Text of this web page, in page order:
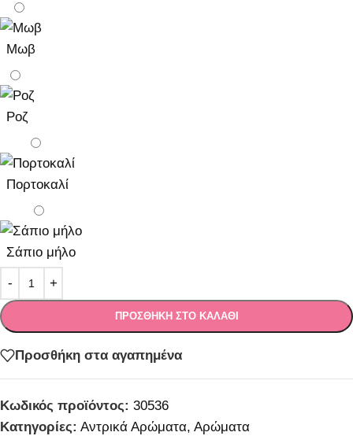
Μωβ
Ροζ
Πορτοκαλί
Σάπιο μήλο
ΠΡΟΣΘΉΚΗ ΣΤΟ ΚΑΛΆΘΙ
Προσθήκη στα αγαπημένα
Κωδικός προϊόντος: 30536
Κατηγορίες: Αντρικά Αρώματα, Αρώματα